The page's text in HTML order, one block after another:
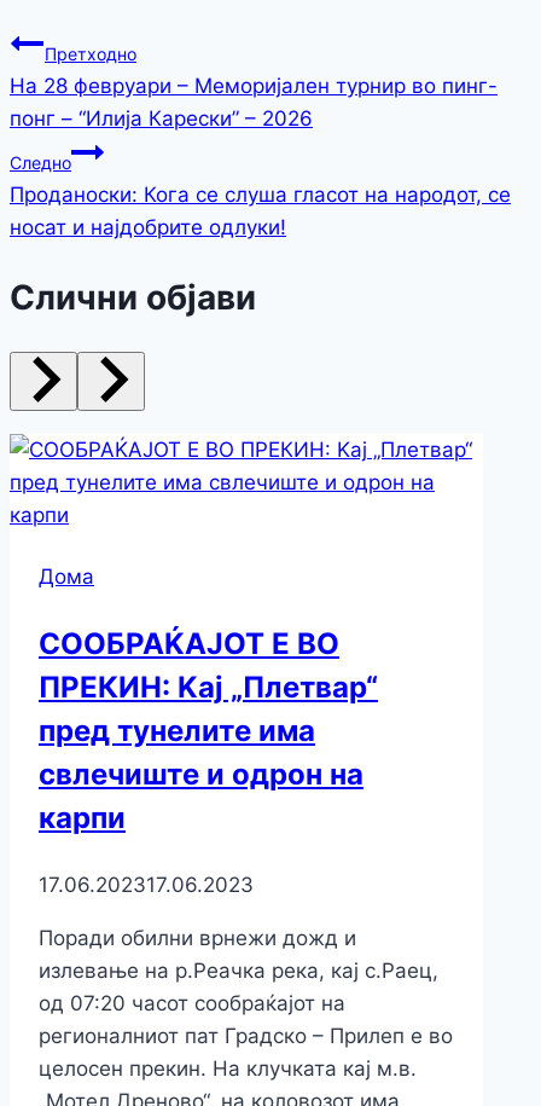
Претходно
На 28 февруари – Меморијален турнир во пинг-
понг – “Илија Карески” – 2026
Следно
Проданоски: Кога се слуша гласот на народот, се
носат и најдобрите одлуки!
Слични објави
Дома
СООБРАЌАЈОТ Е ВО
ПРЕКИН: Kај „Плетвар“
пред тунелите има
свлечиште и одрон на
карпи
17.06.202317.06.2023
Поради обилни врнежи дожд и
излевање на р.Реачка река, кај с.Раец,
од 07:20 часот сообраќајот на
регионалниот пат Градско – Прилеп е во
целосен прекин. На клучката кај м.в.
„Мотел Дреново“, на коловозот има